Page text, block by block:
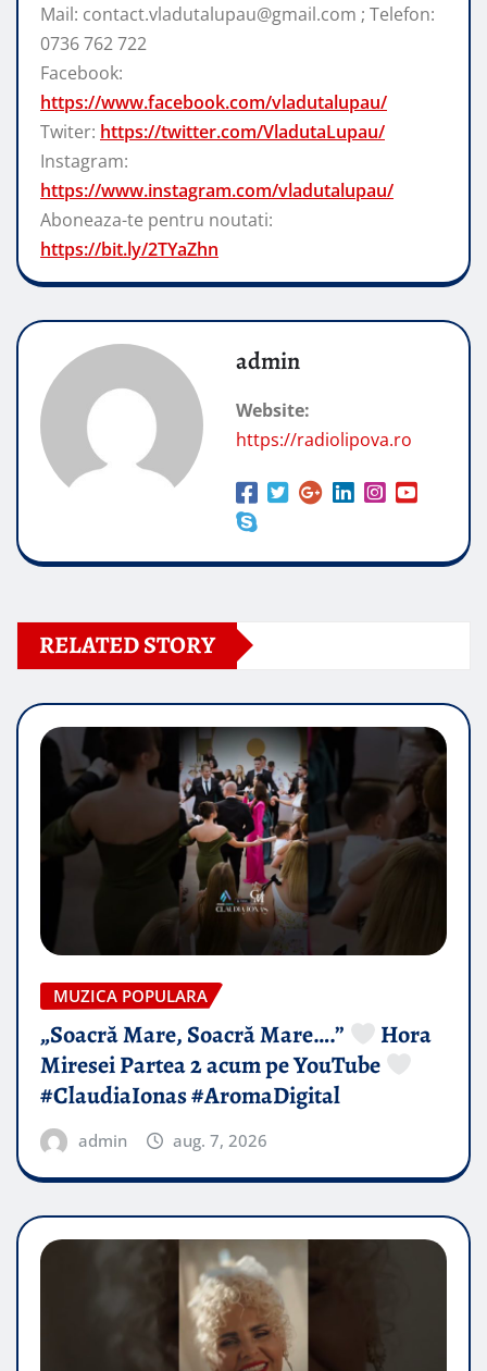
Mail: contact.vladutalupau@gmail.com ; Telefon:
0736 762 722
Facebook:
https://www.facebook.com/vladutalupau/
Twiter: https://twitter.com/VladutaLupau/
Instagram:
https://www.instagram.com/vladutalupau/
Aboneaza-te pentru noutati:
https://bit.ly/2TYaZhn
admin
Website:
https://radiolipova.ro
RELATED STORY
MUZICA POPULARA
„Soacră Mare, Soacră Mare….”
Hora
Miresei Partea 2 acum pe YouTube
#ClaudiaIonas #AromaDigital
admin aug. 7, 2026